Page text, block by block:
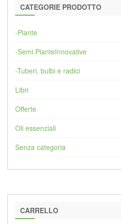
CATEGORIE PRODOTTO
-Piante
-Semi PianteInnovative
-Tuberi, bulbi e radici
Libri
Offerte
Oli essenziali
Senza categoria
CARRELLO